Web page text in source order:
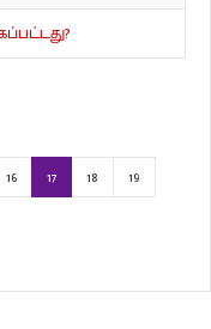
16 17 18
19